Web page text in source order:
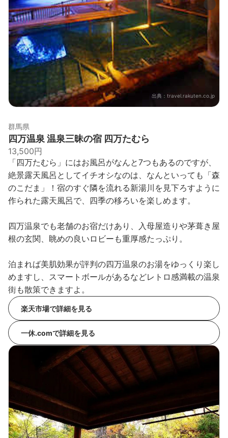
出典： travel.rakuten.co.jp
群馬県
四万温泉 温泉三昧の宿 四万たむら
13,500円
「四万たむら」にはお風呂がなんと7つもあるのですが、
絶景露天風呂としてイチオシなのは、なんといっても「森
のこだま」！宿のすぐ隣を流れる新湯川を見下ろすように
作られた露天風呂で、四季の移ろいを楽しめます。
四万温泉でも老舗のお宿だけあり、入母屋造りや茅葺き屋
根の玄関、眺めの良いロビーも重厚感たっぷり。
泊まれば美肌効果が評判の四万温泉のお湯をゆっくり楽し
めますし、スマートボールがあるなどレトロ感満載の温泉
街も散策できますよ。
楽天市場で詳細を見る
一休.comで詳細を見る